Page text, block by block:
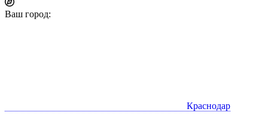
Ваш город:
Краснодар